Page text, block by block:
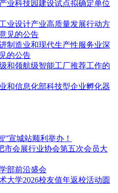
业科技园建设试点拟确定单位
业设计产业高质量发展行动方
见的公告
制造业和现代生产性服务业深
的公告
和领航级智能工厂推荐工作的
和信息化部科技型企业孵化器
”宣城站顺利举办！
市会展行业协会第五次会员大
部前沿盛会
大学2026校友值年返校活动圆